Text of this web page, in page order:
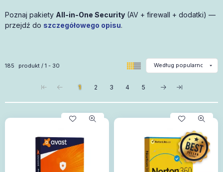
Poznaj pakiety All-in-One Security (AV + firewall + dodatki) —
przejdź do szczegółowego opisu.
Wszystkie produkty w kategorii
185 produkt 1 30
1 2 3 4 5